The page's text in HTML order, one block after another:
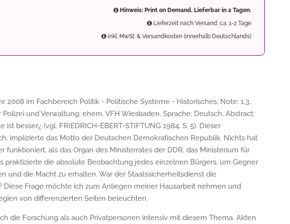
Hinweis: Print on Demand. Lieferbar in 2 Tagen.
Lieferzeit nach Versand: ca. 1-2 Tage
inkl. MwSt. & Versandkosten (innerhalb Deutschlands)
2008 im Fachbereich Politik - Politische Systeme - Historisches, Note: 1,3,
und Verwaltung; ehem. VFH Wiesbaden, Sprache: Deutsch, Abstract:
besser¿ (vgl. FRIEDRICH-EBERT-STIFTUNG 1984, S. 5). Dieser
implizierte das Motto der Deutschen Demokratischen Republik. Nichts hat
funktioniert, als das Organ des Ministerrates der DDR, das Ministerium für
praktizierte die absolute Beobachtung jedes einzelnen Bürgers, um Gegner
und die Macht zu erhalten. War der Staatssicherheitsdienst die
Diese Frage möchte ich zum Anliegen meiner Hausarbeit nehmen und
von differenzierten Seiten beleuchten.
die Forschung als auch Privatpersonen intensiv mit diesem Thema. Akten